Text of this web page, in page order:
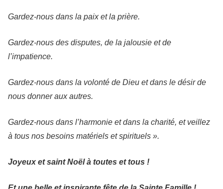
Gardez-nous dans la paix et la prière.
Gardez-nous des disputes, de la jalousie et de
l’impatience.
Gardez-nous dans la volonté de Dieu et dans le désir de
nous donner aux autres.
Gardez-nous dans l’harmonie et dans la charité, et veillez
à tous nos besoins matériels et spirituels ».
Joyeux et saint Noël à toutes et tous !